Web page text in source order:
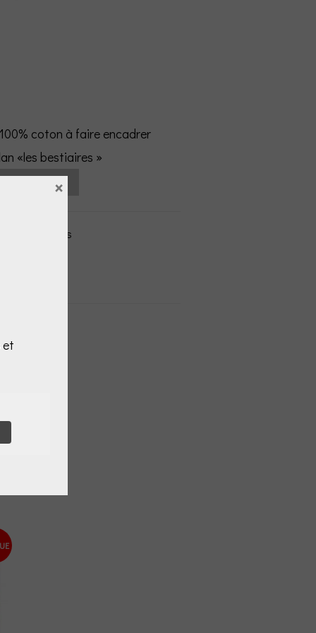
coton à faire encadrer
«les bestiaires »
œuvres
et
×